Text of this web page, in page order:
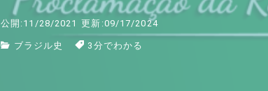
公開:11/28/2021 更新:09/17/2024
ブラジル史 3分でわかる